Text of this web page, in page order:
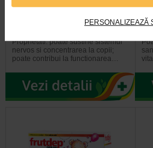
PERSONALIZEAZĂ
MagneVie Kids, 30 comprimate
Proprietati: poate sustine sistemul
nervos si concentrarea la copii;
poate contribui la functionarea…